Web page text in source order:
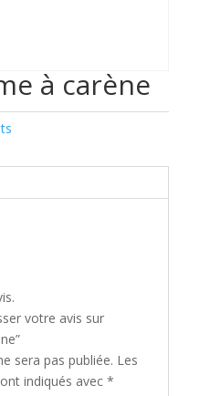
à carène
votre avis sur
sera pas publiée. Les
indiqués avec *